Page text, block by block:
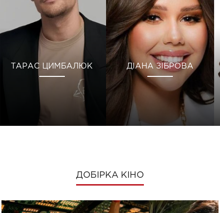
ТАРАС ЦИМБАЛЮК ДІАНА ЗІБРОВА
ДОБІРКА КІНО